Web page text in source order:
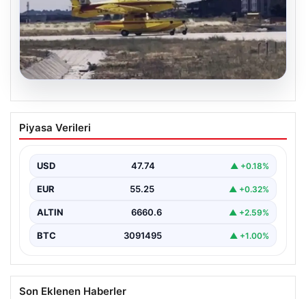
06.08.2026
İspanya ve Fransa’daki Görevlerini
Tamamlayan Yangın Söndürme Uçakları
Orman Genel Müdürlüğü tarafından yapılan açıklamada,
büyük…
Piyasa Verileri
USD 47.74 ▲ +0.18%
EUR 55.25 ▲ +0.32%
ALTIN 6660.6 ▲ +2.59%
BTC 3091495 ▲ +1.00%
Son Eklenen Haberler